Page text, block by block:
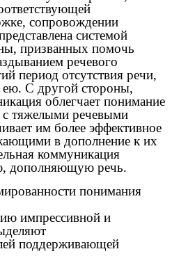
сопровождении
системой
призванных помочь
речевого
период отсутствия речи,
ею. С другой стороны,
облегчает понимание
тяжелыми речевыми
им более эффективное
в дополнение к их
коммуникация
дополняющую речь.
понимания
импрессивной и
поддерживающей